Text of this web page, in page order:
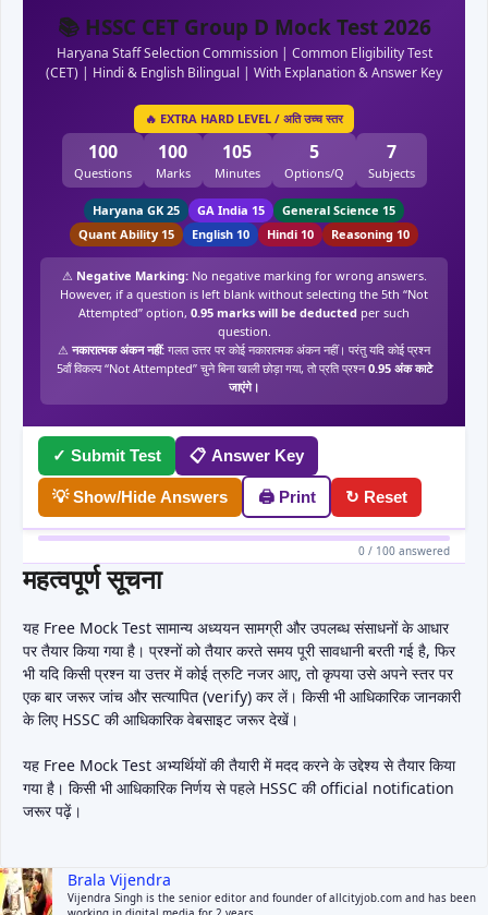
📚 HSSC CET Group D Mock Test 2026
Haryana Staff Selection Commission | Common Eligibility Test
(CET) | Hindi & English Bilingual | With Explanation & Answer Key
🔥 EXTRA HARD LEVEL / अति उच्च स्तर
100
Questions
100
Marks
105
Minutes
5
Options/Q
7
Subjects
Haryana GK 25 GA India 15
General Science 15
Quant Ability 15
English 10 Hindi 10 Reasoning 10
⚠ Negative Marking:No negative marking for wrong answers.
However, if a question is left blank without selecting the 5th “Not
Attempted” option, 0.95 marks will be deducted per such
question.
⚠ नकारात्मक अंकन नहीं: गलत उत्तर पर कोई नकारात्मक अंकन नहीं। परंतु यदि कोई प्रश्न
5वाँ विकल्प “Not Attempted” चुने बिना खाली छोड़ा गया, तो प्रति प्रश्न0.95 अंक काटे
जाएंगे।
✓ Submit Test 📋 Answer Key
💡 Show/Hide Answers 🖨 Print ↻ Reset
0 / 100 answered
महत्वपूर्ण सूचना
यह Free Mock Test सामान्य अध्ययन सामग्री और उपलब्ध संसाधनों के आधार
पर तैयार किया गया है। प्रश्नों को तैयार करते समय पूरी सावधानी बरती गई है, फिर
भी यदि किसी प्रश्न या उत्तर में कोई त्रुटि नजर आए, तो कृपया उसे अपने स्तर पर
एक बार जरूर जांच और सत्यापित (verify) कर लें। किसी भी आधिकारिक जानकारी
के लिए HSSC की आधिकारिक वेबसाइट जरूर देखें।
यह Free Mock Test अभ्यर्थियों की तैयारी में मदद करने के उद्देश्य से तैयार किया
गया है। किसी भी आधिकारिक निर्णय से पहले HSSC की official notification
जरूर पढ़ें।
Brala Vijendra
Vijendra Singh is the senior editor and founder of allcityjob.com and has been